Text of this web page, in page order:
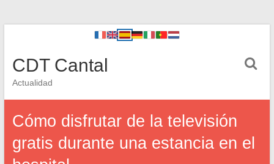
CDT Cantal
Actualidad
Cómo disfrutar de la televisión
gratis durante una estancia en el